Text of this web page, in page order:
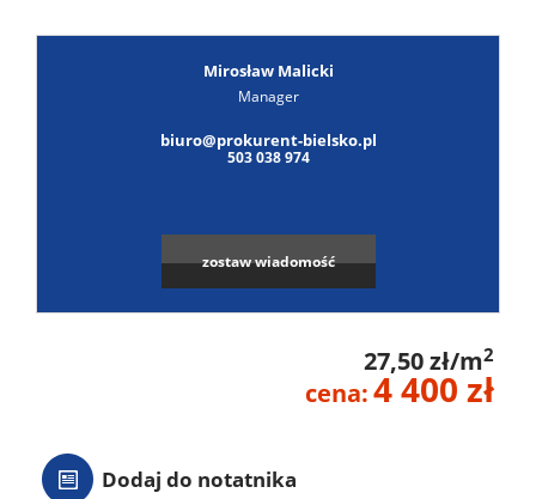
Mirosław Malicki
Manager
biuro@prokurent-bielsko.pl
503 038 974
zostaw wiadomość
27,50 zł/m2
cena:4 400 zł
Dodaj do notatnika